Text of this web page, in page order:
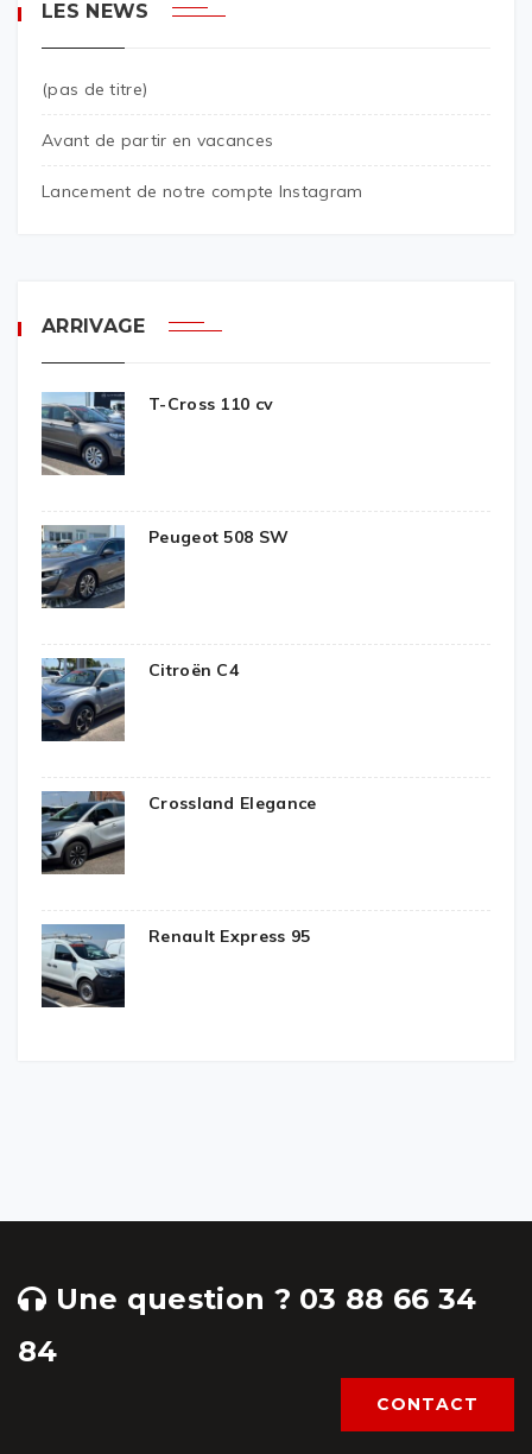
LES NEWS
(pas de titre)
Avant de partir en vacances
Lancement de notre compte Instagram
ARRIVAGE
T-Cross 110 cv
Peugeot 508 SW
Citroën C4
Crossland Elegance
Renault Express 95
Une question ? 03 88 66 34
84
CONTACT